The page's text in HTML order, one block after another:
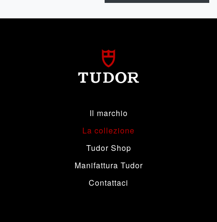
Il marchio
La collezione
Tudor Shop
Manifattura Tudor
Contattaci